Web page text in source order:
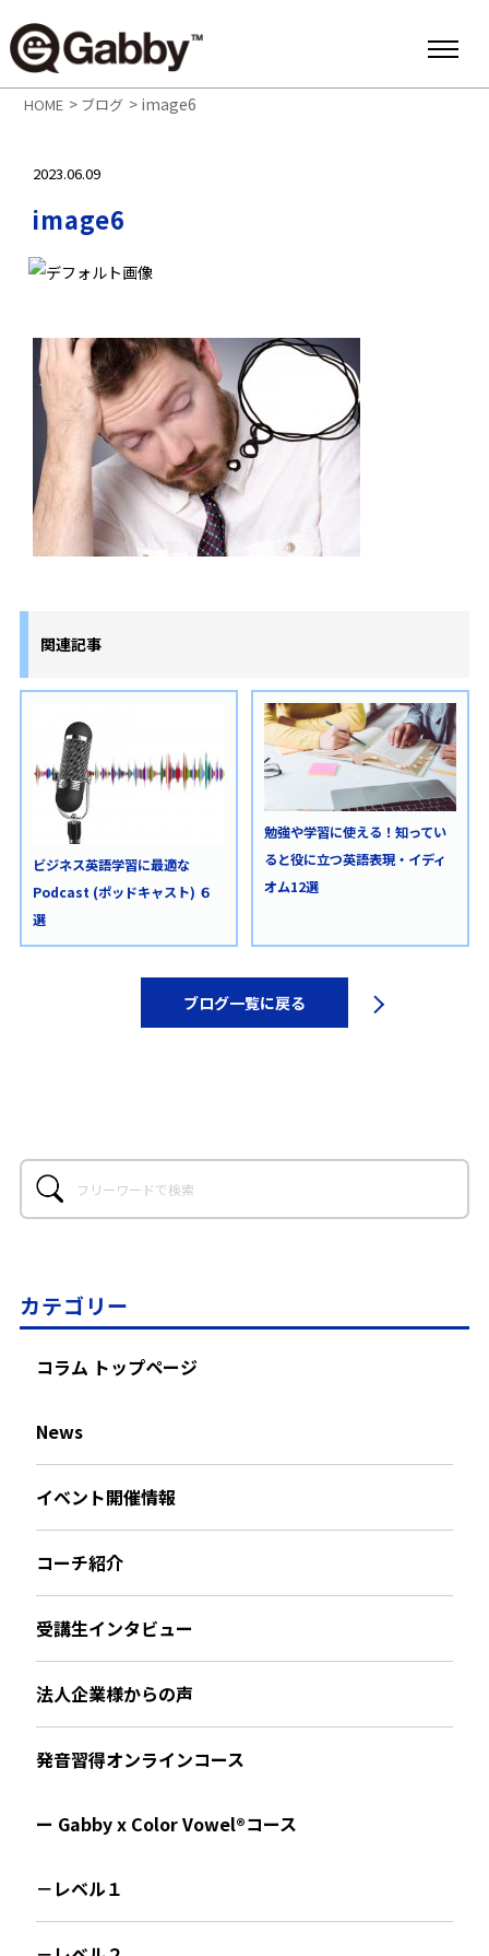
HOME > ブログ > image6
2023.06.09
image6
関連記事
ビジネス英語学習に最適な
Podcast (ポッドキャスト) ６
選
勉強や学習に使える！知ってい
ると役に立つ英語表現・イディ
オム12選
ブログ一覧に戻る
カテゴリー
コラム トップページ
News
イベント開催情報
コーチ紹介
受講生インタビュー
法人企業様からの声
発音習得オンラインコース
ー Gabby x Color Vowel®︎コース
－レベル１